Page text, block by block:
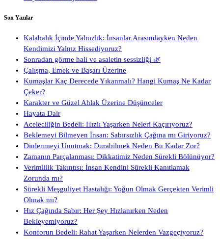
Son Yazılar
Kalabalık İçinde Yalnızlık: İnsanlar Arasındayken Neden
Kendimizi Yalnız Hissediyoruz?
Sonradan görme hali ve asaletin sessizliği 🌿
Çalışma, Emek ve Başarı Üzerine
Kumaşlar Kaç Derecede Yıkanmalı? Hangi Kumaş Ne Kadar
Çeker?
Karakter ve Güzel Ahlak Üzerine Düşünceler
Hayata Dair
Aceleciliğin Bedeli: Hızlı Yaşarken Neleri Kaçırıyoruz?
Beklemeyi Bilmeyen İnsan: Sabırsızlık Çağına mı Giriyoruz?
Dinlenmeyi Unutmak: Durabilmek Neden Bu Kadar Zor?
Zamanın Parçalanması: Dikkatimiz Neden Sürekli Bölünüyor?
Verimlilik Takıntısı: İnsan Kendini Sürekli Kanıtlamak
Zorunda mı?
Sürekli Meşguliyet Hastalığı: Yoğun Olmak Gerçekten Verimli
Olmak mı?
Hız Çağında Sabır: Her Şey Hızlanırken Neden
Bekleyemiyoruz?
Konforun Bedeli: Rahat Yaşarken Nelerden Vazgeçiyoruz?